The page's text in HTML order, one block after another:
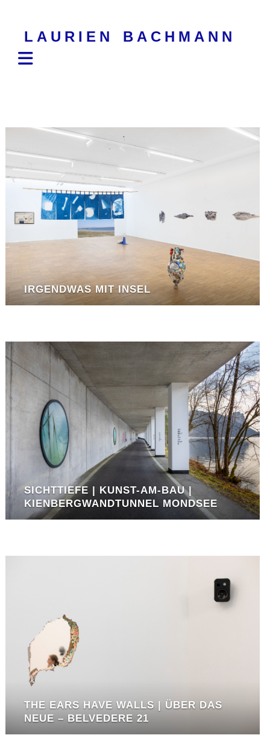
contentLAURIEN BACHMANN
IRGENDWAS MIT INSEL
SICHTTIEFE | KUNST-AM-BAU |
KIENBERGWANDTUNNEL MONDSEE
THE EARS HAVE WALLS | ÜBER DAS
NEUE – BELVEDERE 21